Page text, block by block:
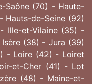
Saône (70) - Haute-
- Hauts-de-Seine (92)
- Ille-et-Vilaine (35) -
Isère (38) -Jura (39)
- Loire (42) - Loiret
et-Cher (41) - Lot
(48) - Maine-et-